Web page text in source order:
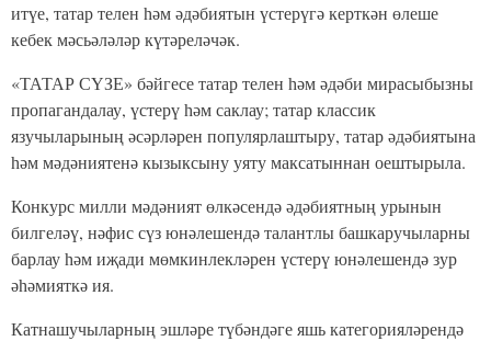
итүе, татар телен һәм әдәбиятын үстерүгә керткән өлеше
кебек мәсьәләләр күтәреләчәк.
«ТАТАР СҮЗЕ» бәйгесе татар телен һәм әдәби мирасыбызны
пропагандалау, үстерү һәм саклау; татар классик
язучыларының әсәрләрен популярлаштыру, татар әдәбиятына
һәм мәдәниятенә кызыксыну уяту максатыннан оештырыла.
Конкурс милли мәдәният өлкәсендә әдәбиятның урынын
билгеләү, нәфис сүз юнәлешендә талантлы башкаручыларны
барлау һәм иҗади мөмкинлекләрен үстерү юнәлешендә зур
әһәмияткә ия.
Катнашучыларның эшләре түбәндәге яшь категорияләрендә